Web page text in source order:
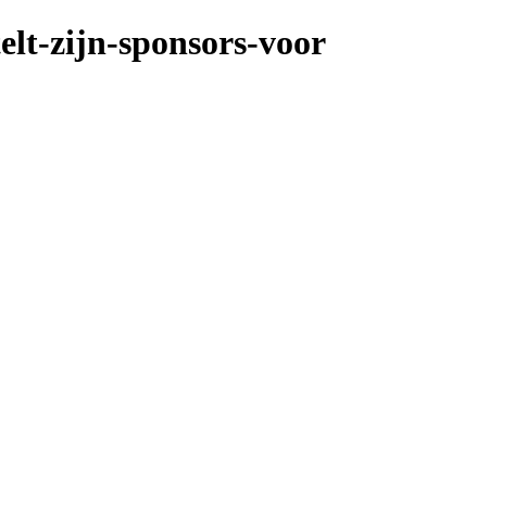
zijn-sponsors-voor